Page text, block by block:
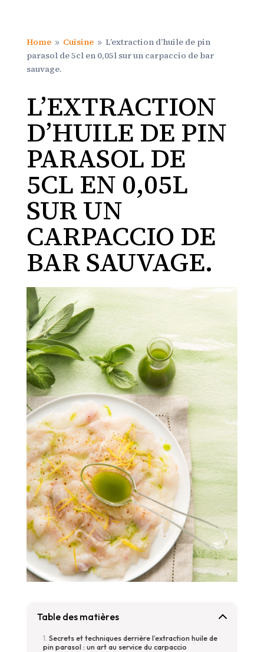
Home 9 Cuisine 9 L’extraction d’huile de pin
parasol de 5cl en 0,05l sur un carpaccio de bar
sauvage.
L’EXTRACTION
D’HUILE DE PIN
PARASOL DE
5CL EN 0,05L
SUR UN
CARPACCIO DE
BAR SAUVAGE.
Table des matières
Secrets et techniques derrière l’extraction huile de
pin parasol : un art au service du carpaccio